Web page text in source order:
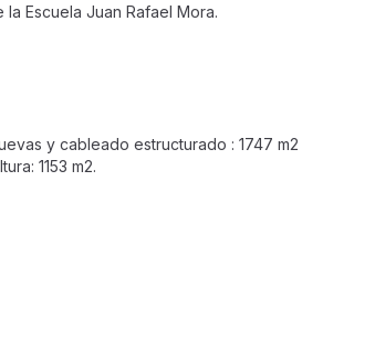
Escuela Juan Rafael Mora.
y cableado estructurado : 1747 m2
1153 m2.